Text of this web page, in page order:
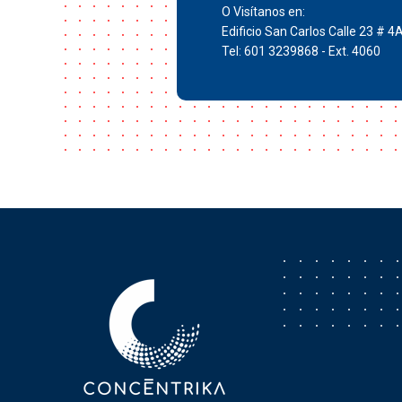
O Visítanos en:
Edificio San Carlos Calle 23 #
Tel: 601 3239868 - Ext. 4060